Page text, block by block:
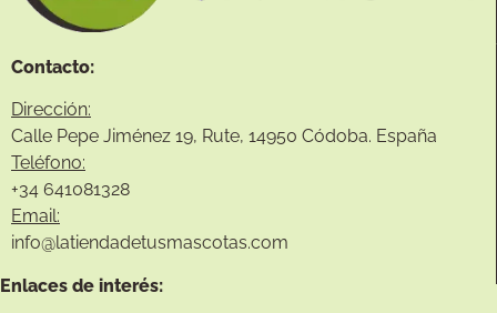
Contacto:
Dirección:
Calle Pepe Jiménez 19, Rute, 14950 Códoba. España
Teléfono:
+34 641081328
Email:
info@latiendadetusmascotas.com
Enlaces de interés: